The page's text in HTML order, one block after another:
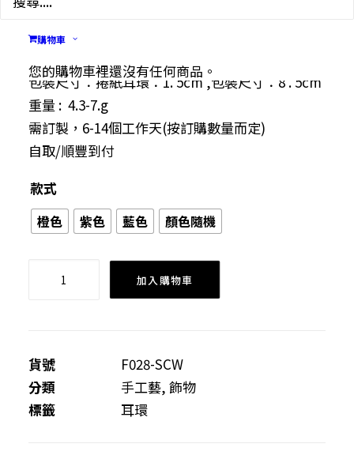
購物車
您的購物車裡還沒有任何商品。
捲紙令耳環更堅固，不會易散，成了獨一原創的耳
環。
包裝尺寸：捲紙耳環：1. 5cm ,包裝尺寸：8 . 5cm
重量 : 4.3-7.g
需訂製，6-14個工作天(按訂購數量而定)
自取/順豐到付
款式
橙色 紫色 藍色 顏色隨機
耳
環
數
加入購物車
貨號
F028-SCW
分類
手工藝, 飾物
標籤
耳環